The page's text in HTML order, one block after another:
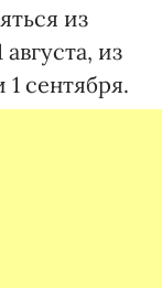
из
из
1 сентября.